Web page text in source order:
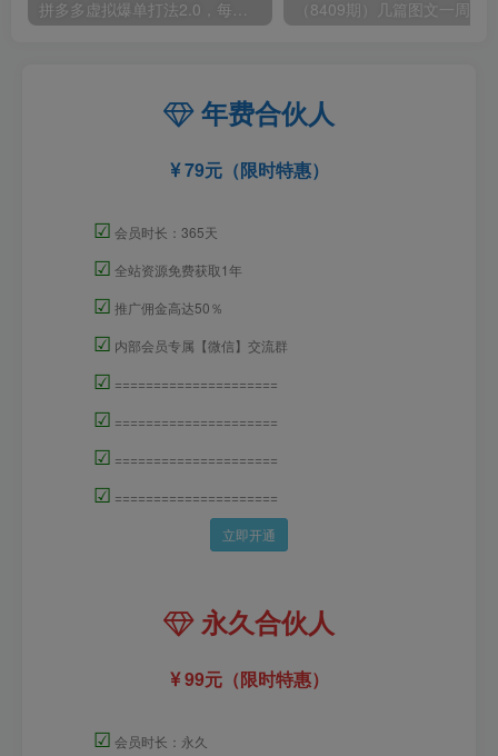
年费合伙人
79元（限时特惠）
☑ 会员时长：365天
☑ 全站资源免费获取1年
☑ 推广佣金高达50％
☑ 内部会员专属【微信】交流群
☑ =====================
☑ =====================
☑ =====================
☑ =====================
立即开通
永久合伙人
99元（限时特惠）
☑ 会员时长：永久